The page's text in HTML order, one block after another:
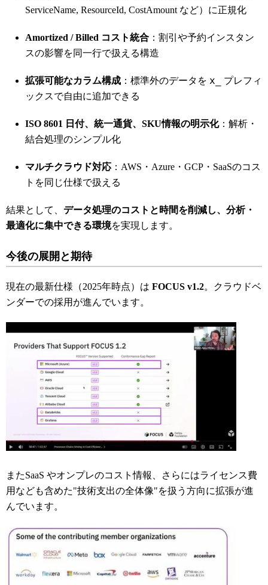
ServiceName, ResourceId, CostAmount など）に正規化
Amortized / Billed コスト統合 ：割引や予約インスタン
スの影響を同一行で扱える構造
拡張可能なカラム構成 ：標準外のデータを x_
プレフィ
ックスで自由に追加できる
ISO 8601 日付、統一通貨、SKU情報の明示化：解析・
結合処理のシンプル化
マルチクラウド対応 ：AWS・Azure・GCP・SaaSのコス
トを同じ仕様で扱える
結果として、 データ処理のコストと時間を削減し、分析・
最適化に集中できる環境を実現します。
今後の展開と期待
現在の最新仕様（2025年時点）は FOCUS v1.2。クラウドベ
ンダーでの採用が進んでいます。
またSaaS やオンプレのコスト情報、さらにはライセンス費
用なども含めた"技術支出の全体像"を扱う方向に拡張が進
んでいます。